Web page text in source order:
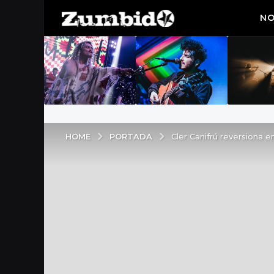
HOME PORTADA Cler Canifrú reversiona